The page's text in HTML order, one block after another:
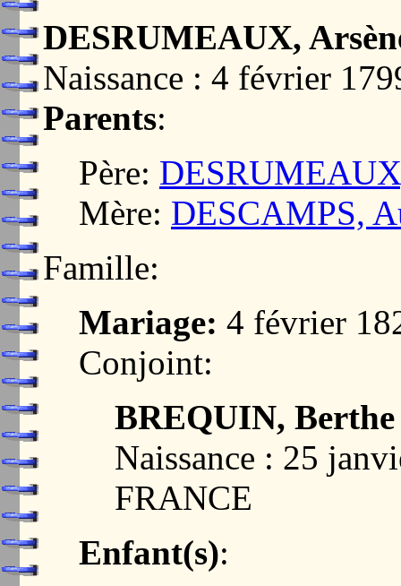
DESRUMEAUX,
Naissance : 4 février
Parents:
Père:
Mère: DESCAMPS,
Famille:
Mariage: 4 février
Conjoint:
BREQUIN,
Naissance : 25
FRANCE
Enfant(s):